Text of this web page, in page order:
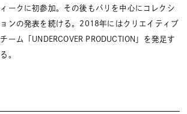
ィークに初参加。その後もパリを中心にコレクシ
ョンの発表を続ける。2018年にはクリエイティブ
チーム「UNDERCOVER PRODUCTION」を発足す
る。